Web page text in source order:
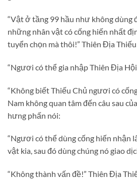
“Vật ở tầng 99 hầu như không dùng
những nhân vật có cống hiến nhất
tuyển chọn mà thôi!” Thiên Địa
“Ngươi có thể gia nhập Thiên Địa
“Không biết Thiếu Chủ ngươi có
Nam không quan tâm đến câu sau
hưng phấn nói:
“Ngươi có thể dùng cống hiến nhận
vật kia, sau đó dùng chúng nó giao
“Không thành vấn đề!” Thiên Địa